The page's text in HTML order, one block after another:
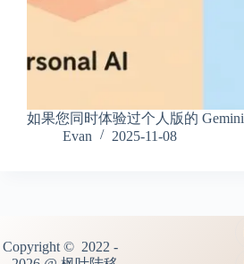
如果您同时体验过个人版的
Evan
2025-11-08
Copyright © 2022 -